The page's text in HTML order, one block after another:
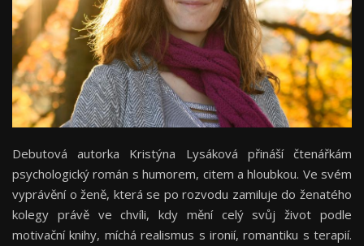
Debutová autorka Kristýna Lysáková přináší čtenářkám
psychologický román s humorem, citem a hloubkou. Ve svém
vyprávění o ženě, která se po rozvodu zamiluje do ženatého
kolegy právě ve chvíli, kdy mění celý svůj život podle
motivační knihy, míchá realismus s ironií, romantiku s terapií.